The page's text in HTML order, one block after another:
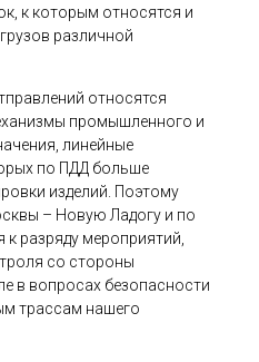
к которым относятся и
различной
относятся
промышленного и
линейные
по ПДД больше
изделий. Поэтому
– Новую Ладогу и по
разряду мероприятий,
со стороны
в вопросах безопасности
трассам нашего